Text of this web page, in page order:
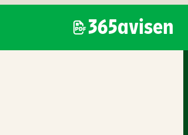
365avisen